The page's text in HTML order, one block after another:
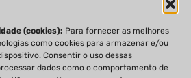
(cookies): Para fornecer as melhores
como cookies para armazenar e/ou
Consentir o uso dessas
dados como o comportamento de